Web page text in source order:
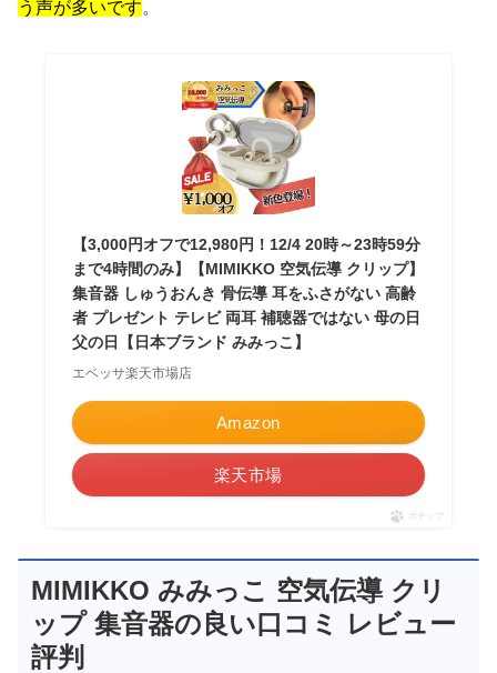
う声が多いです。
【3,000円オフで12,980円！12/4 20時～23時59分
まで4時間のみ】【MIMIKKO 空気伝導 クリップ】
集音器 しゅうおんき 骨伝導 耳をふさがない 高齢
者 プレゼント テレビ 両耳 補聴器ではない 母の日
父の日【日本ブランド みみっこ】
エベッサ楽天市場店
Amazon
楽天市場
ポチップ
MIMIKKO みみっこ 空気伝導 クリ
ップ 集音器の良い口コミ レビュー
評判